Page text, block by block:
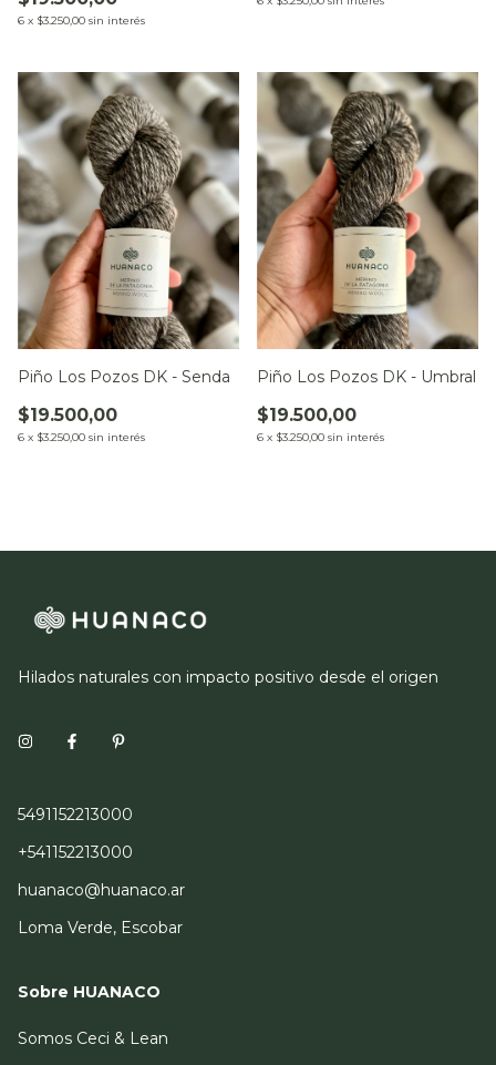
6 x $3.250,00 sin interés
Piño Los Pozos DK - Senda
$19.500,00
6 x $3.250,00 sin interés
Piño Los Pozos DK - Umbral
$19.500,00
6 x $3.250,00 sin interés
Hilados naturales con impacto positivo desde el origen
5491152213000
+541152213000
huanaco@huanaco.ar
Loma Verde, Escobar
Sobre HUANACO
Somos Ceci & Lean